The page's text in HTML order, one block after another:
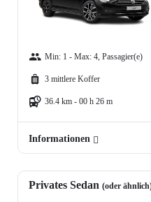
Min: 1 - Max: 4, Passagier(e)
3 mittlere Koffer
36.4 km - 00 h 26 m
Informationen
Privates Sedan (oder